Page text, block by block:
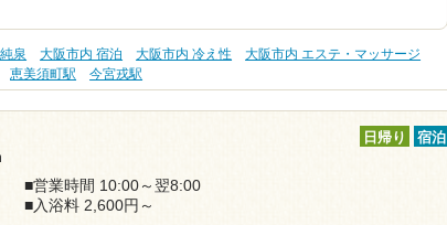
泉 大阪市内 宿泊 大阪市内 冷え性
大阪市内 エステ・マッサージ
恵美須町駅 今宮戎駅
日帰り 宿泊
■営業時間 10:00～翌8:00
■入浴料 2,600円～